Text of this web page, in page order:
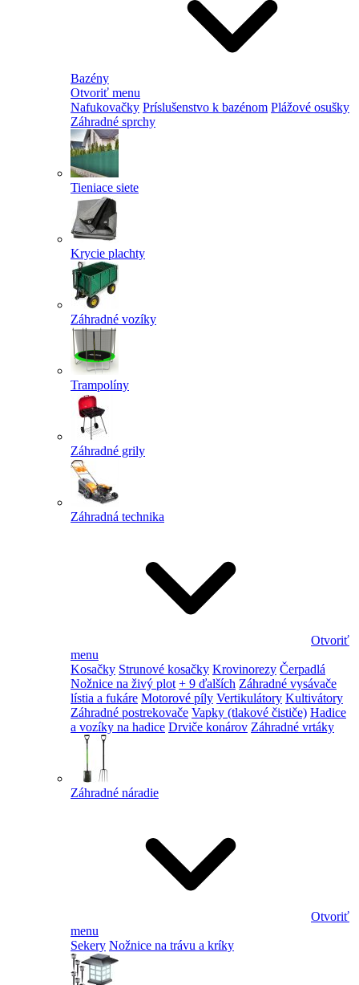
Bazény
Otvoriť menu
Nafukovačky Príslušenstvo k bazénom Plážové osušky
Záhradné sprchy
Tieniace siete
Krycie plachty
Záhradné vozíky
Trampolíny
Záhradné grily
Záhradná technika
Otvoriť
menu
Kosačky Strunové kosačky Krovinorezy Čerpadlá
Nožnice na živý plot + 9 ďalších Záhradné vysávače
lístia a fukáre Motorové píly Vertikulátory Kultivátory
Záhradné postrekovače Vapky (tlakové čističe) Hadice
a vozíky na hadice Drviče konárov Záhradné vrtáky
Záhradné náradie
Otvoriť
menu
Sekery Nožnice na trávu a kríky